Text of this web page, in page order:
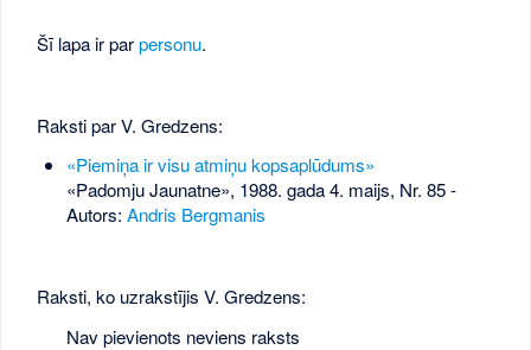
Šī lapa ir parpersonu.
Raksti par V. Gredzens:
«Piemiņa ir visu atmiņu kopsaplūdums»
«Padomju Jaunatne», 1988. gada 4. maijs, Nr. 85-
Autors: Andris Bergmanis
Raksti, ko uzrakstījis V. Gredzens:
Nav pievienots neviens raksts